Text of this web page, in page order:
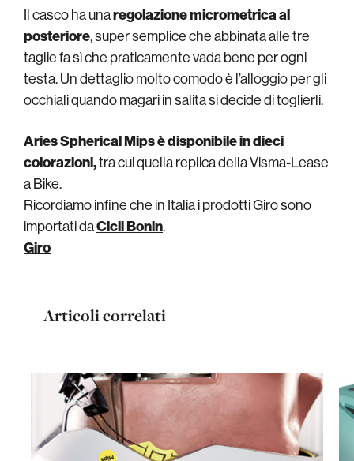
Il casco ha unaregolazione micrometrica al
posteriore, super semplice che abbinata alle tre
taglie fa sì che praticamente vada bene per ogni
testa. Un dettaglio molto comodo è l’alloggio per gli
occhiali quando magari in salita si decide di toglierli.
Aries Spherical Mips è disponibile in dieci
colorazioni,tra cui quella replica della Visma-Lease
a Bike.
Ricordiamo infine che in Italia i prodotti Giro sono
importati daCicli Bonin.
Giro
Articoli correlati